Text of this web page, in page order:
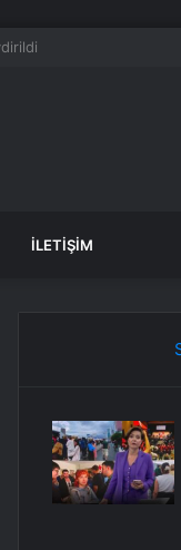
İLETIŞIM